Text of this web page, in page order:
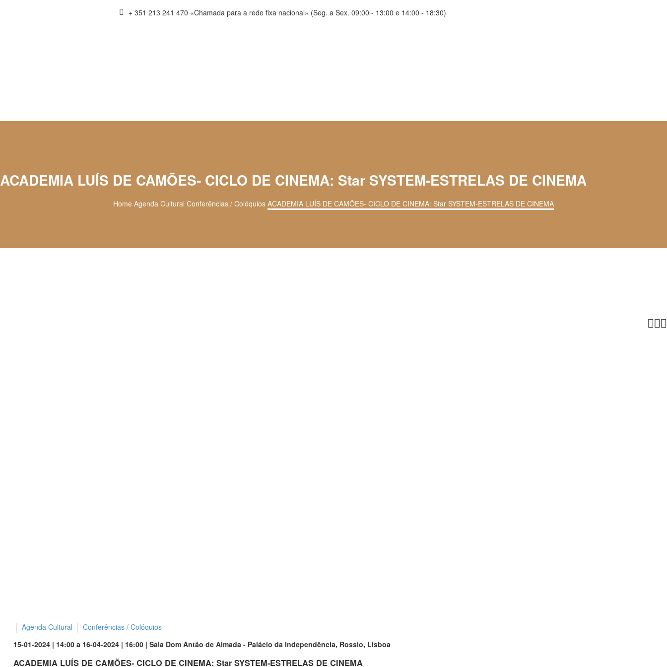
+ 351 213 241 470 «Chamada para a rede fixa nacional» (Seg. a Sex. 09:00 - 13:00 e 14:00 - 18:30)
ACADEMIA LUÍS DE CAMÕES- CICLO DE CINEMA: Star SYSTEM-ESTRELAS DE CINEMA
Home Agenda Cultural Conferências / Colóquios ACADEMIA LUÍS DE CAMÕES- CICLO DE CINEMA: Star SYSTEM-ESTRELAS DE CINEMA

Agenda Cultural
Conferências / Colóquios
15-01-2024 | 14:00 a 16-04-2024 | 16:00 | Sala Dom Antão de Almada - Palácio da Independência, Rossio, Lisboa
ACADEMIA LUÍS DE CAMÕES- CICLO DE CINEMA: Star SYSTEM-ESTRELAS DE CINEMA